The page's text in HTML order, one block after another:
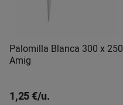
Palomilla Blanca 300 x 250
Amig
1,25 €/u.